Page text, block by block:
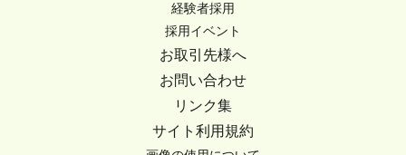
経験者採用
採用イベント
お取引先様へ
お問い合わせ
リンク集
サイト利用規約